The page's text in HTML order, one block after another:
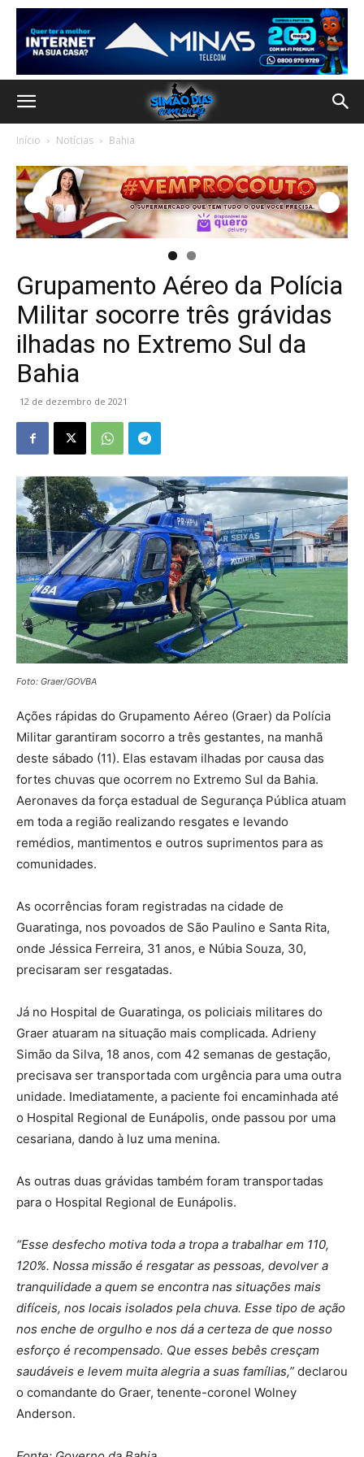
Início Notícias Bahia
Grupamento Aéreo da Polícia
Militar socorre três grávidas
ilhadas no Extremo Sul da
Bahia
12 de dezembro de 2021
Foto: Graer/GOVBA
Ações rápidas do Grupamento Aéreo (Graer) da Polícia
Militar garantiram socorro a três gestantes, na manhã
deste sábado (11). Elas estavam ilhadas por causa das
fortes chuvas que ocorrem no Extremo Sul da Bahia.
Aeronaves da força estadual de Segurança Pública atuam
em toda a região realizando resgates e levando
remédios, mantimentos e outros suprimentos para as
comunidades.
As ocorrências foram registradas na cidade de
Guaratinga, nos povoados de São Paulino e Santa Rita,
onde Jéssica Ferreira, 31 anos, e Núbia Souza, 30,
precisaram ser resgatadas.
Já no Hospital de Guaratinga, os policiais militares do
Graer atuaram na situação mais complicada. Adrieny
Simão da Silva, 18 anos, com 42 semanas de gestação,
precisava ser transportada com urgência para uma outra
unidade. Imediatamente, a paciente foi encaminhada até
o Hospital Regional de Eunápolis, onde passou por uma
cesariana, dando à luz uma menina.
As outras duas grávidas também foram transportadas
para o Hospital Regional de Eunápolis.
“Esse desfecho motiva toda a tropa a trabalhar em 110,
120%. Nossa missão é resgatar as pessoas, devolver a
tranquilidade a quem se encontra nas situações mais
difíceis, nos locais isolados pela chuva. Esse tipo de ação
nos enche de orgulho e nos dá a certeza de que nosso
esforço é recompensado. Que esses bebês cresçam
saudáveis e levem muita alegria a suas famílias,” declarou
o comandante do Graer, tenente-coronel Wolney
Anderson.